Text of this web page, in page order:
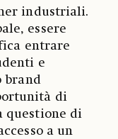
industriali.
essere
entrare
e
brand
di
questione di
a un